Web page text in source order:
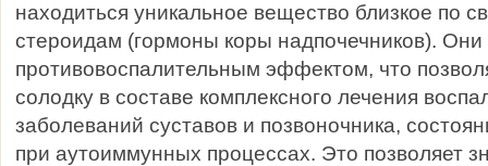
находиться уникальное вещество близкое по
стероидам (гормоны коры надпочечников).
противовоспалительным эффектом, что
солодку в составе комплексного лечения
заболеваний суставов и позвоночника,
при аутоиммунных процессах. Это позволяет